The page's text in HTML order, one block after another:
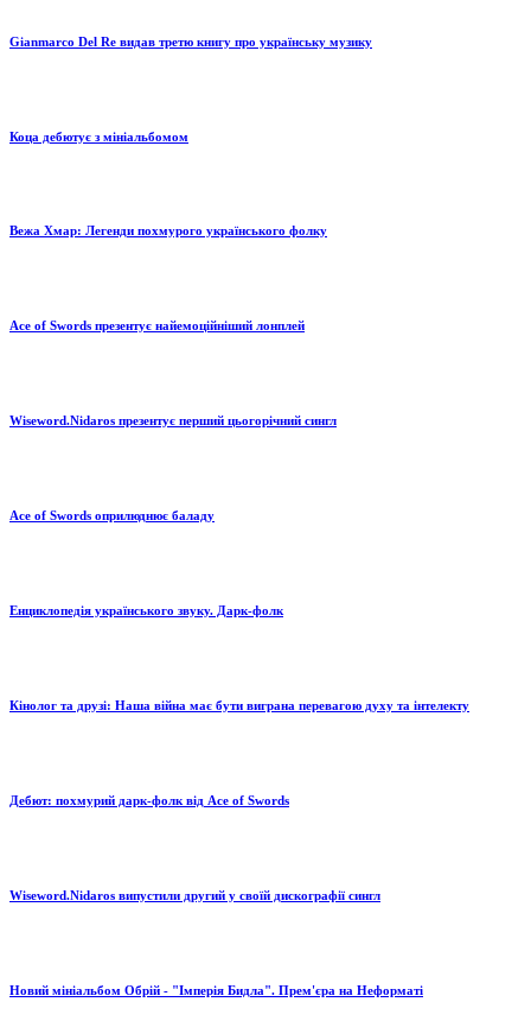
Gianmarco Del Re видав третю книгу про українську музику
Коца дебютує з мініальбомом
Вежа Хмар: Легенди похмурого українського фолку
Ace of Swords презентує найемоційніший лонплей
Wiseword.Nidaros презентує перший цьогорічний сингл
Ace of Swords оприлюднює баладу
Енциклопедія українського звуку. Дарк-фолк
Кінолог та друзі: Наша війна має бути виграна перевагою духу та інтелекту
Дебют: похмурий дарк-фолк від Ace of Swords
Wiseword.Nidaros випустили другий у своїй дискографії сингл
Новий мініальбом Обрій - "Імперія Бидла". Прем'єра на Неформаті